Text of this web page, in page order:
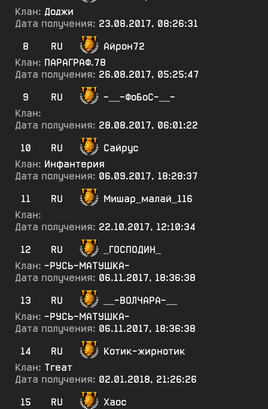
Клан: Доджи
Дата получения: 23.08.2017, 08:26:31
8
RU
Айрон72
Клан: ПАРАГРАФ.78
Дата получения: 26.08.2017, 05:25:47
9
RU
-__-ФоБоС-__-
Клан:
Дата получения: 28.08.2017, 06:01:22
10
RU
Сайрус
Клан: Инфантерия
Дата получения: 06.09.2017, 18:28:37
11
RU
Мишар_малай_116
Клан:
Дата получения: 22.10.2017, 12:10:34
12
RU
_ГОСПОДИН_
Клан: -РУСЬ-МАТУШКА-
Дата получения: 06.11.2017, 18:36:38
13
RU
__-ВОЛЧАРА-__
Клан: -РУСЬ-МАТУШКА-
Дата получения: 06.11.2017, 18:36:38
14
RU
Котик-жирнотик
Клан: Тгеат
Дата получения: 02.01.2018, 21:26:26
15
RU
Хаос